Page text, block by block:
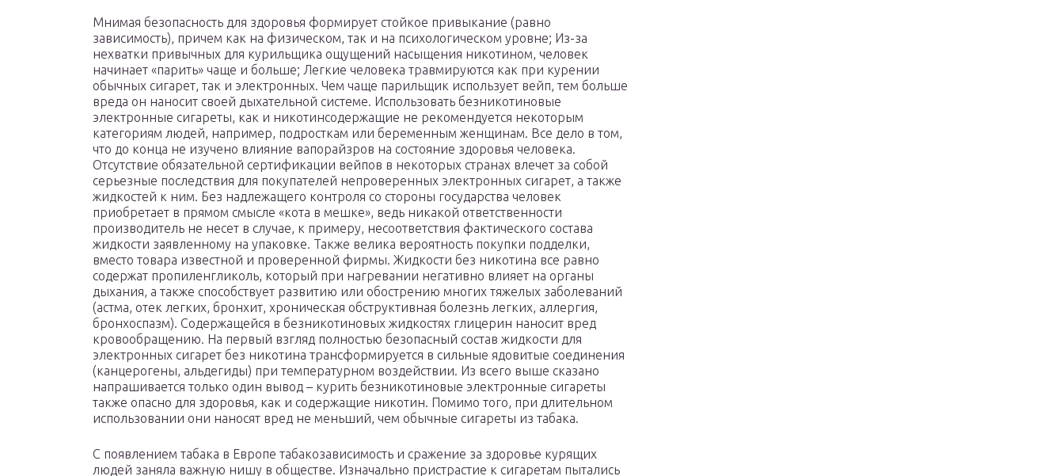
Мнимая безопасность для здоровья формирует стойкое привыкание (равно
зависимость), причем как на физическом, так и на психологическом уровне; Из-за
нехватки привычных для курильщика ощущений насыщения никотином, человек
начинает «парить» чаще и больше; Легкие человека травмируются как при курении
обычных сигарет, так и электронных. Чем чаще парильщик использует вейп, тем больше
вреда он наносит своей дыхательной системе. Использовать безникотиновые
электронные сигареты, как и никотинсодержащие не рекомендуется некоторым
категориям людей, например, подросткам или беременным женщинам. Все дело в том,
что до конца не изучено влияние вапорайзров на состояние здоровья человека.
Отсутствие обязательной сертификации вейпов в некоторых странах влечет за собой
серьезные последствия для покупателей непроверенных электронных сигарет, а также
жидкостей к ним. Без надлежащего контроля со стороны государства человек
приобретает в прямом смысле «кота в мешке», ведь никакой ответственности
производитель не несет в случае, к примеру, несоответствия фактического состава
жидкости заявленному на упаковке. Также велика вероятность покупки подделки,
вместо товара известной и проверенной фирмы. Жидкости без никотина все равно
содержат пропиленгликоль, который при нагревании негативно влияет на органы
дыхания, а также способствует развитию или обострению многих тяжелых заболеваний
(астма, отек легких, бронхит, хроническая обструктивная болезнь легких, аллергия,
бронхоспазм). Содержащейся в безникотиновых жидкостях глицерин наносит вред
кровообращению. На первый взгляд полностью безопасный состав жидкости для
электронных сигарет без никотина трансформируется в сильные ядовитые соединения
(канцерогены, альдегиды) при температурном воздействии. Из всего выше сказано
напрашивается только один вывод – курить безникотиновые электронные сигареты
также опасно для здоровья, как и содержащие никотин. Помимо того, при длительном
использовании они наносят вред не меньший, чем обычные сигареты из табака.
С появлением табака в Европе табакозависимость и сражение за здоровье курящих
людей заняла важную нишу в обществе. Изначально пристрастие к сигаретам пытались